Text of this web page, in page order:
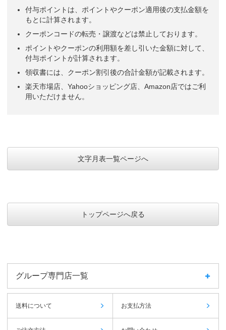
3ヶ月が見えるのは、この業界では必須です。又、年末のあいさつで
も待っていましたととても喜んでいただけます。
毎年、お客様にご好評な為当社はこのカレンダーときめております。
保険代理店
予定が立て易いから サービス業
予定が入れやすく、分かりやすかったから 調剤薬局
客先より評判が良い為 消防設備業
販売促進 教育
3ヵ月連なり、1ヵ月ずつ切り取りができるため。
付与ポイントは、ポイントやクーポン適用後の支払金額を
もとに計算されます。
クーポンコードの転売・譲渡などは禁止しております。
ポイントやクーポンの利用額を差し引いた金額に対して、
付与ポイントが計算されます。
領収書には、クーポン割引後の合計金額が記載されます。
楽天市場店、Yahooショッピング店、Amazon店ではご利
用いただけません。
文字月表一覧ページへ
トップページへ戻る
グループ専門店一覧
送料について お支払方法